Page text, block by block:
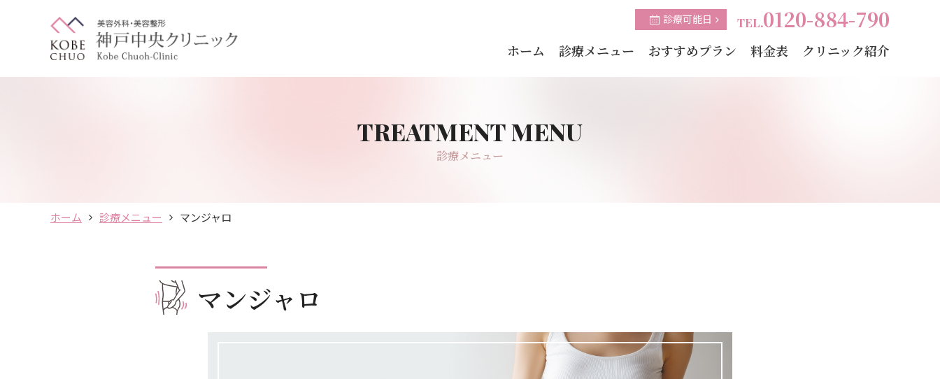
診療可能日 TEL.0120-884-790
ホーム 診療メニュー おすすめプラン 料金表 クリニック紹介
診療メニュー
ホーム 診療メニュー マンジャロ
マンジャロ